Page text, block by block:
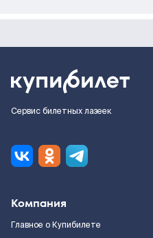
Сервис билетных лазеек
Компания
Главное о Купибилете